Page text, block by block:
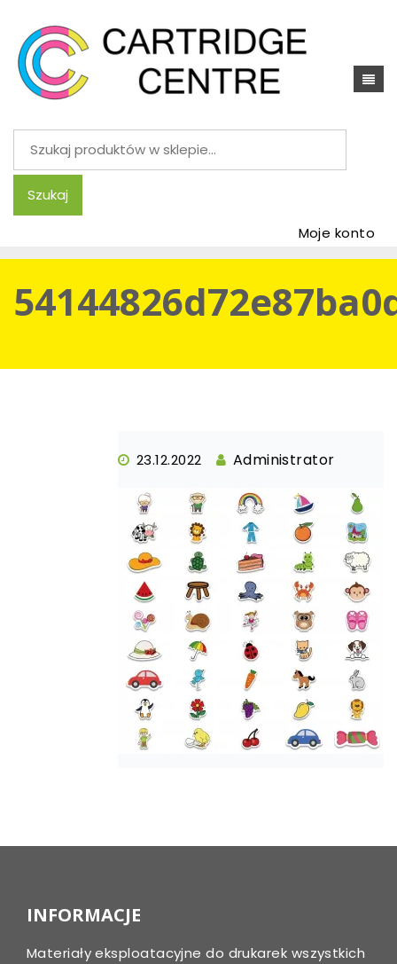
Szukaj:
Szukaj
Moje konto
23.12.2022 Administrator
navigation
INFORMACJE
Materiały eksploatacyjne do drukarek wszystkich